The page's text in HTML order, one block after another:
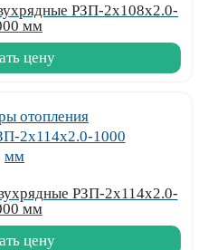
РЗП-2x108x2.0-
мм
цену
РЗП-2x114x2.0-
мм
цену